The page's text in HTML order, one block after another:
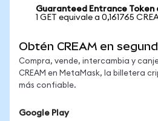
Guaranteed Entrance Token
1 GET equivale a 0,161765
Obtén CREAM en
Compra, vende, intercambia y
CREAM en MetaMask, la billetera
más confiable.
Google Play